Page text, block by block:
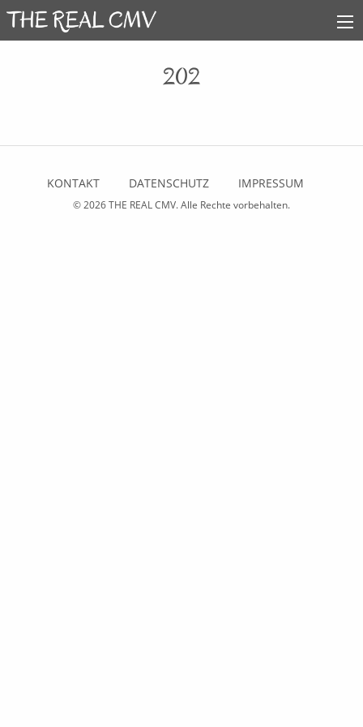
202
KONTAKT DATENSCHUTZ IMPRESSUM
© 2026THE REAL CMV. Alle Rechte vorbehalten.